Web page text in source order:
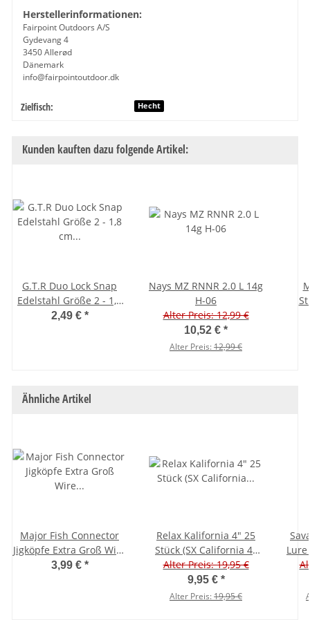
Herstellerinformationen:
Fairpoint Outdoors A/S
Gydevang 4
3450 Allerød
Dänemark
info@fairpointoutdoor.dk
Produkteigenschaft
Wert
Zielfisch: Hecht
Kunden kauften dazu folgende Artikel:
G.T.R Duo Lock Snap
Edelstahl Größe 2 - 1,8
cm - 10 Stück
2,49 € *
Nays MZ RNNR 2.0 L 14g
H-06
Alter Preis: 12,99 €
10,52 € *
Alter Preis:12,99 €
Ähnliche Artikel
Major Fish Connector
Jigköpfe Extra Groß Wire
Keeper 2 Stück
3,99 € *
Relax Kalifornia 4" 25
Stück (SX California 4"
ca. 11,0 cm)
Alter Preis: 19,95 €
9,95 € *
Alter Preis:19,95 €
Lure